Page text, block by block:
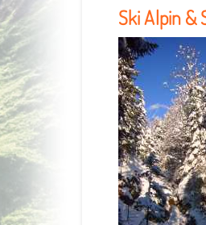
Ski Alpin &